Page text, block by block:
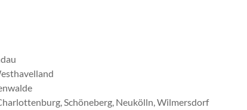
Schöneberg, Neukölln, Wilmersdorf